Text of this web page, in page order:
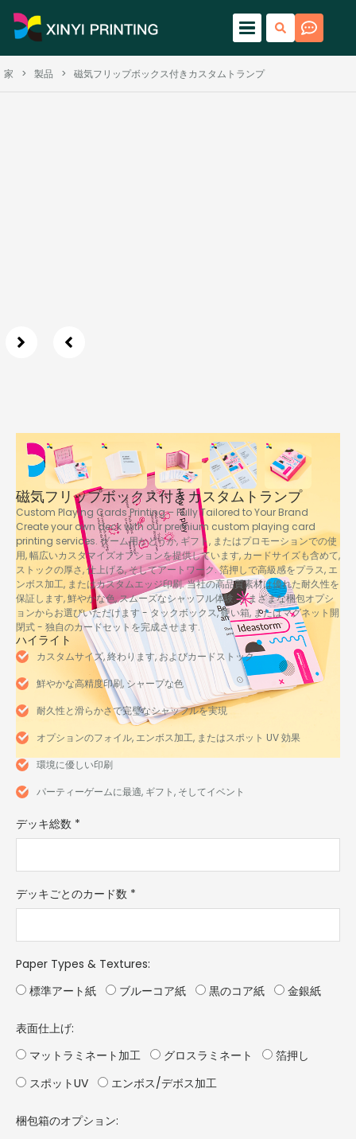
家 > 製品 > 磁気フリップボックス付きカスタムトランプ
磁気フリップボックス付きカスタムトランプ
Custom Playing Cards Printing – Fully Tailored to Your Brand
Create your own deck with our premium custom playing card
printing services. ゲーム用かどうか, ギフト, またはプロモーションでの使
用, 幅広いカスタマイズオプションを提供しています, カードサイズも含めて,
ストックの厚さ, 仕上げる, そしてアートワーク. 箔押しで高級感をプラス, エ
ンボス加工, またはカスタムエッジ印刷. 当社の高品質素材は優れた耐久性を
保証します, 鮮やかな色, スムーズなシャッフル体験. さまざまな梱包オプシ
ョンからお選びいただけます - タックボックス, 硬い箱, またはマグネット開
閉式 - 独自のカードセットを完成させます.
ハイライト
カスタムサイズ, 終わります, およびカードストック
鮮やかな高精度印刷, シャープな色
耐久性と滑らかさで完璧なシャッフルを実現
オプションのフォイル, エンボス加工, またはスポット UV 効果
環境に優しい印刷
パーティーゲームに最適, ギフト, そしてイベント
デッキ総数 *
デッキごとのカード数 *
Paper Types & Textures:
標準アート紙
ブルーコア紙 黒のコア紙 金銀紙
表面仕上げ:
マットラミネート加工
グロスラミネート
箔押し
スポットUV
エンボス/デボス加工
梱包箱のオプション: